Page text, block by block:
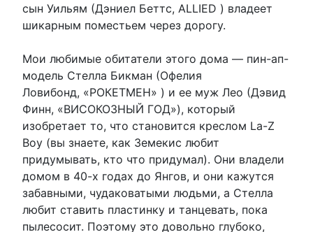
сын Уильям (Дэниел Беттс, ALLIED ) владеет
шикарным поместьем через дорогу.
Мои любимые обитатели этого дома — пин-ап-
модель Стелла Бикман (Офелия
Ловибонд, «РОКЕТМЕН» ) и ее муж Лео (Дэвид
Финн, «ВИСОКОЗНЫЙ ГОД»), который
изобретает то, что становится креслом La-Z
Boy (вы знаете, как Земекис любит
придумывать, кто что придумал). Они владели
домом в 40-х годах до Янгов, и они кажутся
забавными, чудаковатыми людьми, а Стелла
любит ставить пластинку и танцевать, пока
пылесосит. Поэтому это довольно глубоко,